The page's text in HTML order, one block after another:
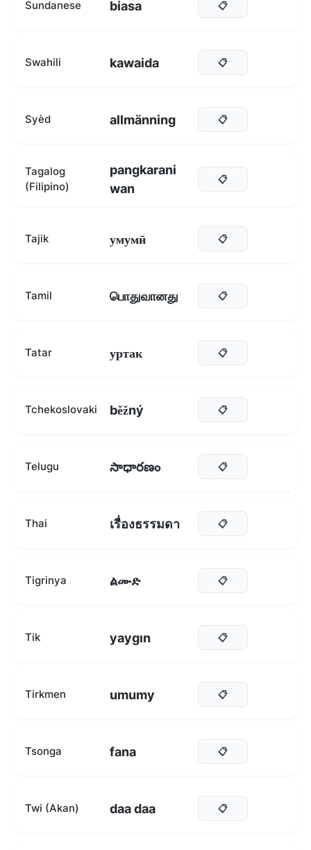
Sundanese biasa 📋
Swahili kawaida 📋
Syèd allmänning 📋
Tagalog
(Filipino)
pangkarani
wan
📋
Tajik умумӣ 📋
Tamil பொதுவானது 📋
Tatar уртак 📋
Tchekoslovaki běžný 📋
Telugu సాధారణం 📋
Thai เรื่องธรรมดา 📋
Tigrinya ልሙድ 📋
Tik yaygın 📋
Tirkmen umumy 📋
Tsonga fana 📋
Twi (Akan) daa daa 📋